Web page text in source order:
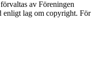
av Föreningen
enligt lag om copyright. För